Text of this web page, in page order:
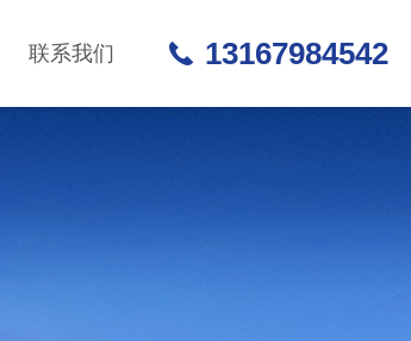
联系我们 13167984542